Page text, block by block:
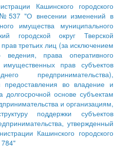
Кашинского городского
№537 "О внесении изменений в
имущества муниципального
городской округ Тверской
третьих лиц (за исключением
ведения, права оперативного
прав субъектов
предпринимательства),
предоставления во владение и
долгосрочной основе субъектам
и организациям,
поддержки субъектов
утвержденный
Кашинского городского